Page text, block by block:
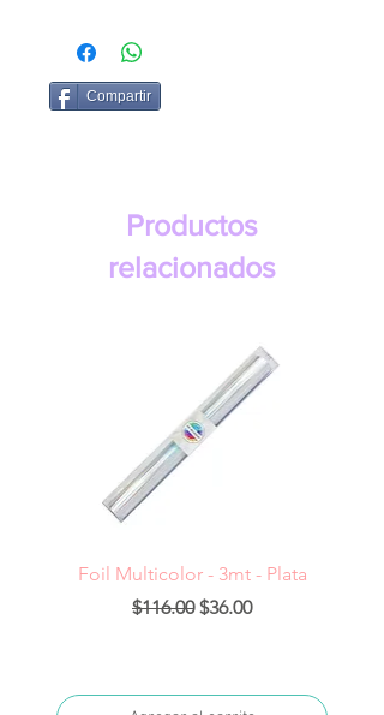
Compartir
Productos
relacionados
Foil Multicolor - 3mt - Plata
Precio
$116.00 Precio de oferta
$36.00